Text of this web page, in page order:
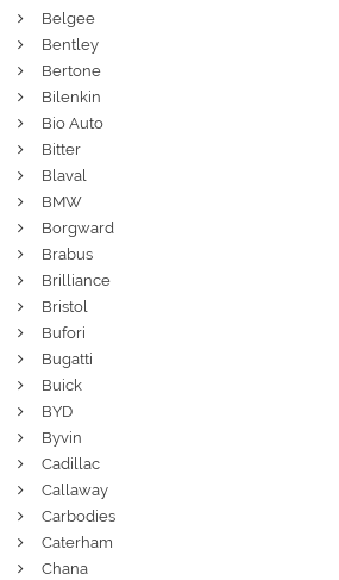
Belgee
Bentley
Bertone
Bilenkin
Bio Auto
Bitter
Blaval
BMW
Borgward
Brabus
Brilliance
Bristol
Bufori
Bugatti
Buick
BYD
Byvin
Cadillac
Callaway
Carbodies
Caterham
Chana